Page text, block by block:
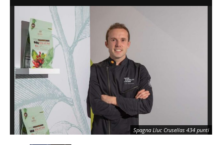
Spagna Lluc Crusellas 434 punti